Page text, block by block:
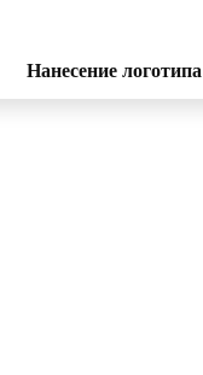
Нанесение логотипа